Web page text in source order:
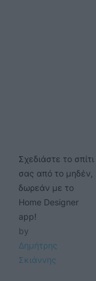
Σχεδιάστε το σπίτι
σας από το μηδέν,
δωρεάν με το
Home Designer
app!
by
Δημήτρης
Σκιάννης